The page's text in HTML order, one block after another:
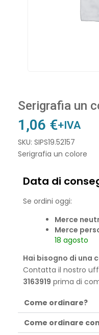
Serigrafia un
1,06 €+IVA
SKU: SIPS19.52157
Serigrafia un colore
Data di
Se ordini oggi:
Merce
Merce
18 agosto
Hai bisogno di una
Contatta il nostro
3163919 prima di
Come ordinare?
Come ordinare